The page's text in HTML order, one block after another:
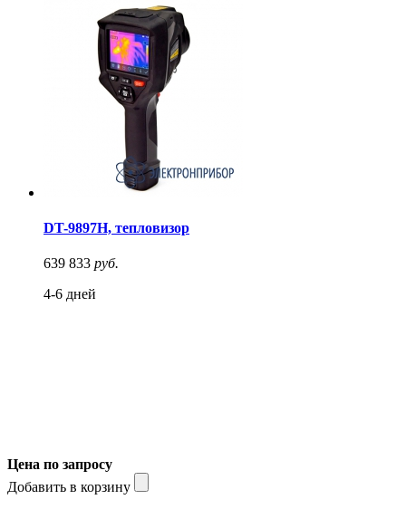
DT-9897H, тепловизор
639 833 руб.
4-6 дней
Цена по запросу
Добавить в корзину